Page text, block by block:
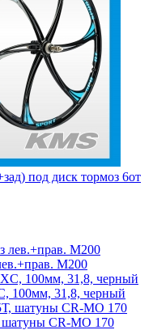
под диск тормоз 6от
M200
100мм, 31,8, черный
шатуны CR-MO 170